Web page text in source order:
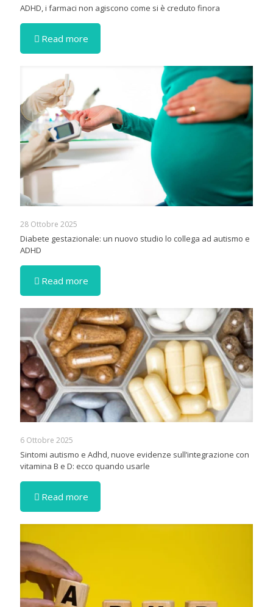
ADHD, i farmaci non agiscono come si è creduto finora
Read more
28 Ottobre 2025
Diabete gestazionale: un nuovo studio lo collega ad autismo e
ADHD
Read more
6 Ottobre 2025
Sintomi autismo e Adhd, nuove evidenze sull’integrazione con
vitamina B e D: ecco quando usarle
Read more